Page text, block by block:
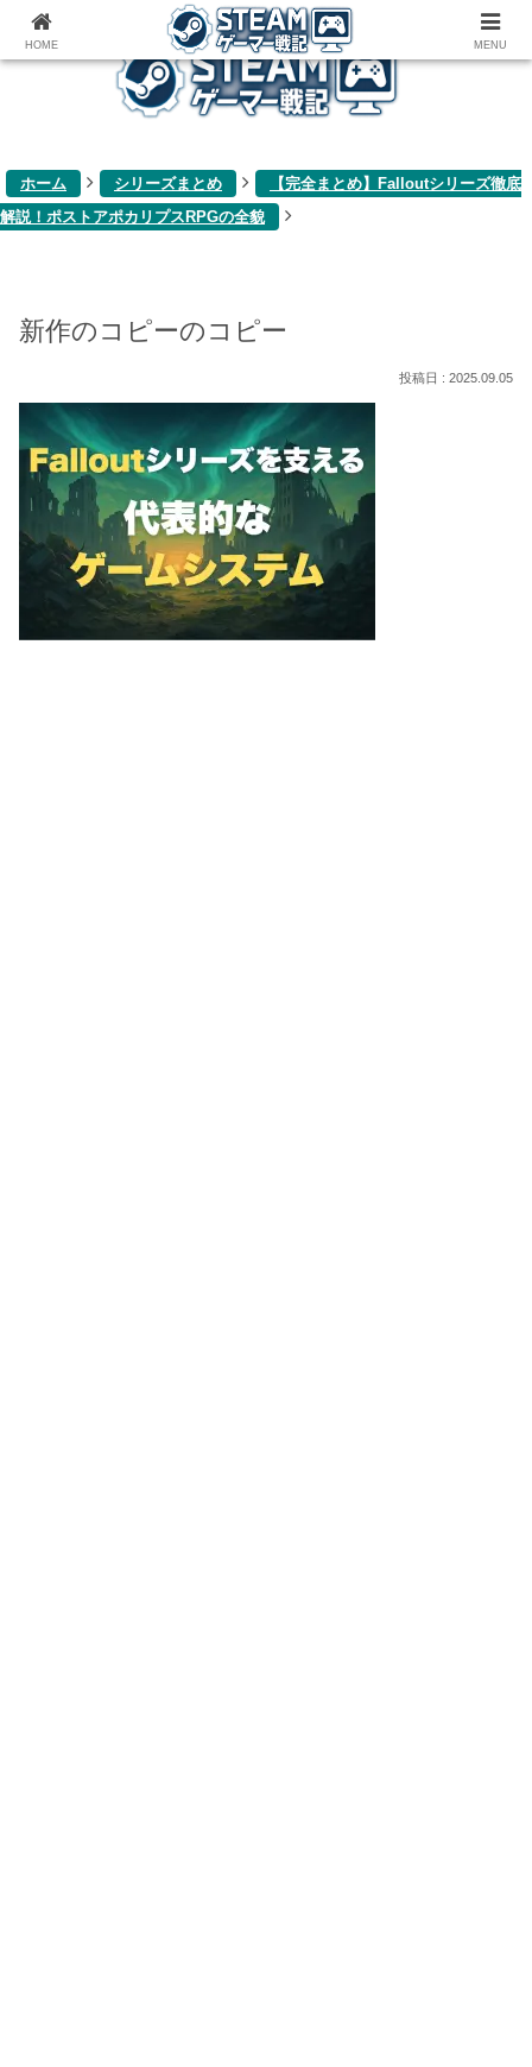
ゲーム関連雑記ブログ
ホーム シリーズまとめ
【完全まとめ】Falloutシリーズ徹底
解説！ポストアポカリプスRPGの全貌
新作のコピーのコピー
2025.09.05
HOME MENU